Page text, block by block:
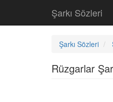
Şarkı Sözleri
Şarkı Sözleri
Rüzgarlar